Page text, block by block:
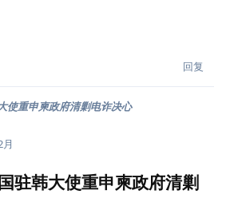
回复
使重申柬政府清剿电诈决心
驻韩大使重申柬政府清剿